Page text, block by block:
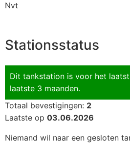
Nvt
Stationsstatus
Dit tankstation is voor het
laatste 3 maanden.
Totaal bevestigingen: 2
Laatste op 03.06.2026
Niemand wil naar een gesloten